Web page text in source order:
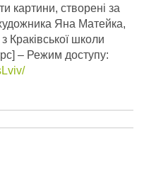
картини, створені за
Яна Матейка,
Краківської школи
– Режим доступу: